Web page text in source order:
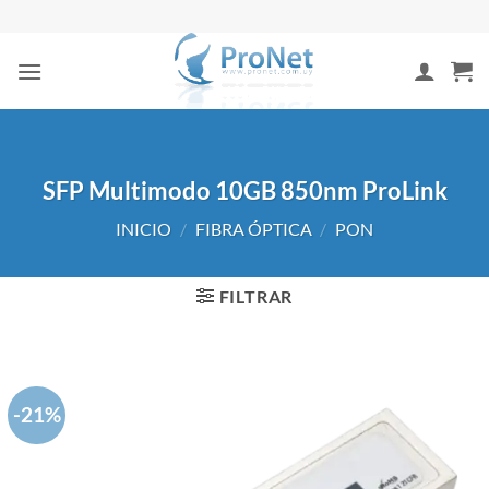
contenido
SFP Multimodo 10GB 850nm ProLink
INICIO / FIBRA ÓPTICA / PON
FILTRAR
-21%